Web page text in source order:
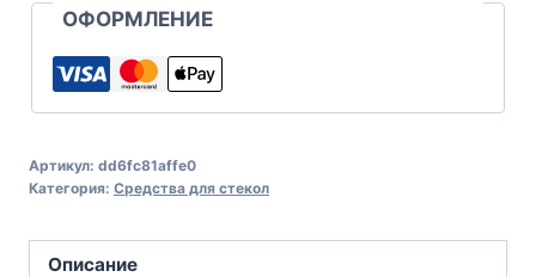
ОФОРМЛЕНИЕ
Артикул: dd6fc81affe0
Категория: Средства для стекол
Описание